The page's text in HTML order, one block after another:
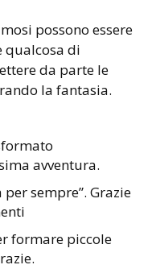
possono essere
qualcosa di
da parte le
la fantasia.
avventura.
sempre”. Grazie
formare piccole